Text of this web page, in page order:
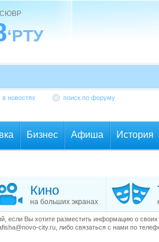
‘РТУ
в новостях
поиск по форуму
Бизнес Афиша История
Кино
на больших экранах
если Вы хотите разместить информацию о
city.ru, либо связаться с нами по